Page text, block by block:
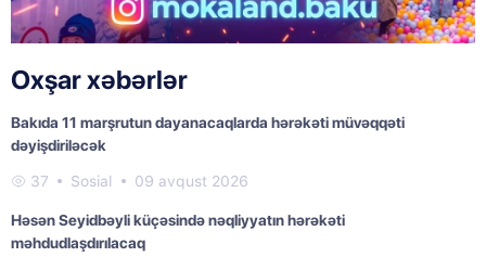
Oxşar xəbərlər
Bakıda 11 marşrutun dayanacaqlarda hərəkəti müvəqqəti
dəyişdiriləcək
37 Sosial 09 avqust 2026
Həsən Seyidbəyli küçəsində nəqliyyatın hərəkəti
məhdudlaşdırılacaq